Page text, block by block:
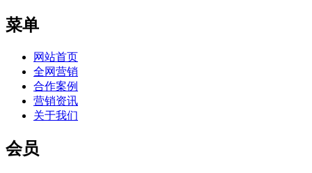
菜单
网站首页
全网营销
合作案例
营销资讯
关于我们
会员